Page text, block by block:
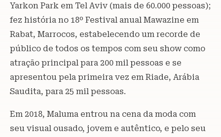
Yarkon Park em Tel Aviv (mais de 60.000 pessoas);
fez história no 18º Festival anual Mawazine em
Rabat, Marrocos, estabelecendo um recorde de
público de todos os tempos com seu show como
atração principal para 200 mil pessoas e se
apresentou pela primeira vez em Riade, Arábia
Saudita, para 25 mil pessoas.
Em 2018, Maluma entrou na cena da moda com
seu visual ousado, jovem e autêntico, e pelo seu